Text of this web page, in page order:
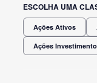
ESCOLHA UMA
Ações Ativos
Ações